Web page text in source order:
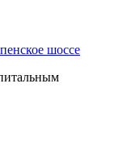
шоссе